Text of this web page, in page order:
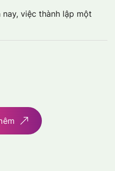
việc thành lập một